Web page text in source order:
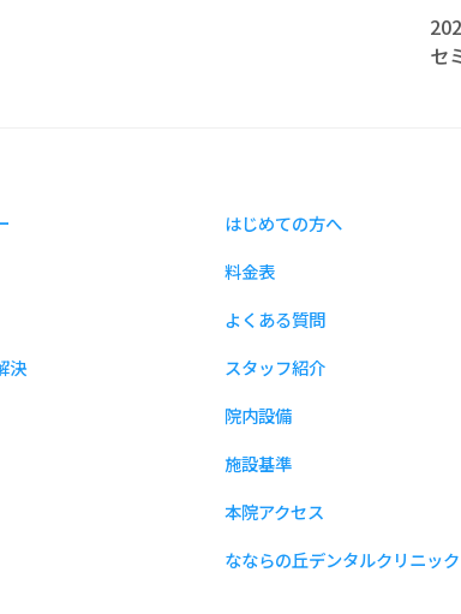
セ
決
はじめての方へ
料金表
よくある質問
スタッフ紹介
院内設備
施設基準
本院アクセス
なならの丘デンタルクリニック